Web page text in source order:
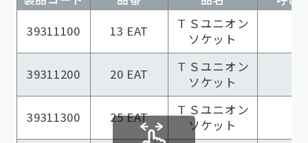
39311100
13 EAT
ＴＳユニオン
ソケット
39311200 20 EAT
ＴＳユニオン
ソケット
39311300 25 EAT
ＴＳユニオン
ソケット